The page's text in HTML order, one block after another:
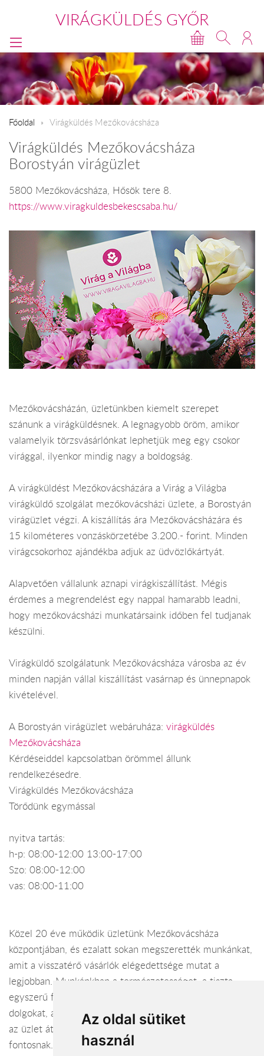
Az oldal sütiket
használ
VIRÁGKÜLDÉS GYŐR
Főoldal Virágküldés Mezőkovácsháza
Virágküldés Mezőkovácsháza
Borostyán virágüzlet
5800 Mezőkovácsháza, Hősök tere 8.
https://www.viragkuldesbekescsaba.hu/
Mezőkovácsházán, üzletünkben kiemelt szerepet
szánunk a virágküldésnek. A legnagyobb öröm, amikor
valamelyik törzsvásárlónkat lephetjük meg egy csokor
virággal, ilyenkor mindig nagy a boldogság.
A virágküldést Mezőkovácsházára a Virág a Világba
virágküldő szolgálat mezőkovácsházi üzlete, a Borostyán
virágüzlet végzi. A kiszállítás ára Mezőkovácsházára és
15 kilométeres vonzáskörzetébe 3.200.- forint. Minden
virágcsokorhoz ajándékba adjuk az üdvözlőkártyát.
Alapvetően vállalunk aznapi virágkiszállítást. Mégis
érdemes a megrendelést egy nappal hamarabb leadni,
hogy mezőkovácsházi munkatársaink időben fel tudjanak
készülni.
Virágküldő szolgálatunk Mezőkovácsháza városba az év
minden napján vállal kiszállítást vasárnap és ünnepnapok
kivételével.
A Borostyán virágüzlet webáruháza: virágküldés
Mezőkovácsháza
Kérdéseiddel kapcsolatban örömmel állunk
rendelkezésedre.
Virágküldés Mezőkovácsháza
Törődünk egymással
nyitva tartás:
h-p: 08:00-12:00 13:00-17:00
Szo: 08:00-12:00
vas: 08:00-11:00
Közel 20 éve működik üzletünk Mezőkovácsháza
központjában, és ezalatt sokan megszerették munkánkat,
amit a visszatérő vásárlók elégedettsége mutat a
legjobban. Munkánkban a természetességet, a tiszta,
egyszerű formákat részesítjük előnyben, kerüljük a művi
dolgokat, anyagokat. Üzletünkben a virágok frissességét,
az üzlet áttekinthetőségét, a tisztaságot tartjuk
fontosnak. Kedvenc feladatunk a csokor kötés, azon belül